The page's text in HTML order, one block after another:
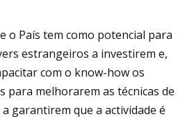
o País tem como potencial para
estrangeiros a investirem e,
com o know-how os
para melhorarem as técnicas de
garantirem que a actividade é